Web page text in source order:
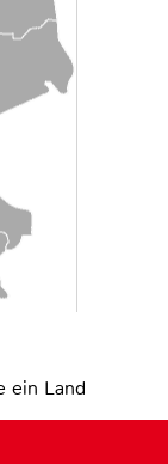
ein Land